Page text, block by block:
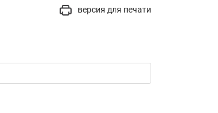
версия для печати